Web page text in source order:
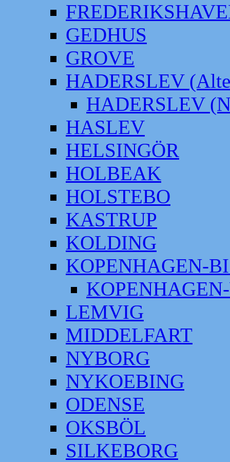
GEDHUS
GROVE
HADERSLEV
HADERSLEV
HASLEV
HELSINGÖR
HOLBEAK
HOLSTEBO
KASTRUP
KOLDING
KOPENHAGEN-
LEMVIG
MIDDELFART
NYBORG
NYKOEBING
ODENSE
OKSBÖL
SILKEBORG